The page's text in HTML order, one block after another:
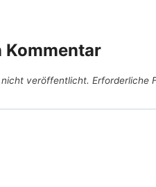
Kommentar
veröffentlicht. Erforderliche